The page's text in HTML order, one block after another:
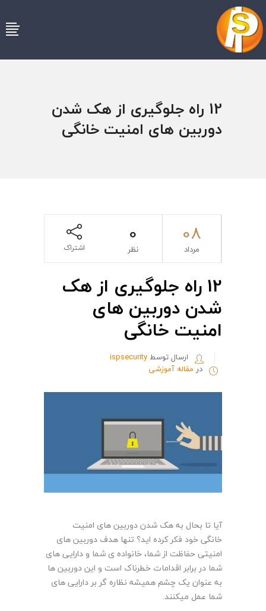
12 راه جلوگیری از هک شدن
دوربین های امنیت خانگی
08
مرداد
0
نظر اشتراک
12 راه جلوگیری از هک
شدن دوربین های
امنیت خانگی
ارسال توسط ispsecurity
در مقاله آموزشی
آیا تا بحال به هک شدن دوربین های امنیت
خانگی خود فکر کرده اید؟ تنها هدف دوربین های
امنیتی حفاظت از شما، خانواده ی شما و دارایی های
شما در برابر اقدامات خطرناک است و این دوربین ها
به عنوان یک چشم همیشه نظاره گر بر دارایی های
شما عمل میکنند.